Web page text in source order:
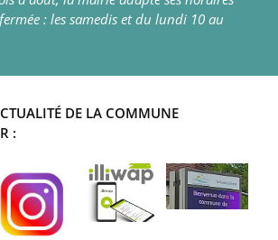
: les samedis et du lundi 10 au
DE LA COMMUNE
: